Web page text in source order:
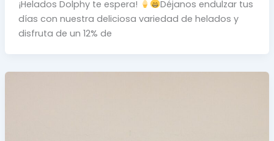
¡Helados Dolphy te espera!
Déjanos endulzar tus
días con nuestra deliciosa variedad de helados y
disfruta de un 12% de